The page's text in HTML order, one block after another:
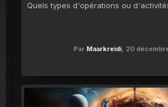
Quels types d'opérations ou
Par Maarkreidi, 20